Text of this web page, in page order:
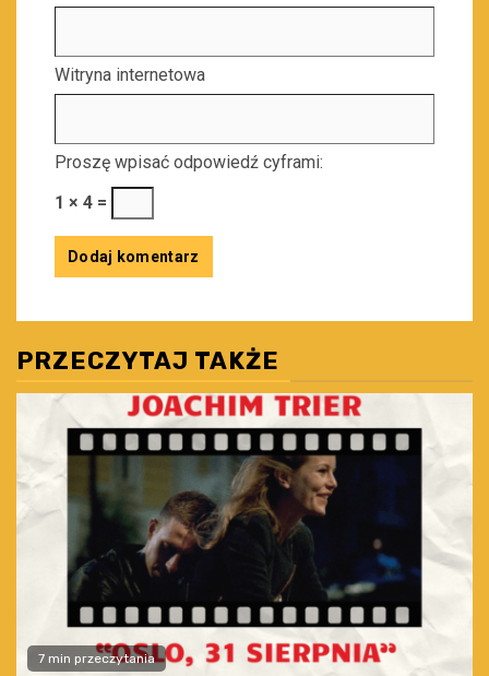
Witryna internetowa
Proszę wpisać odpowiedź cyframi:
1 × 4 =
PRZECZYTAJ TAKŻE
7 min przeczytania